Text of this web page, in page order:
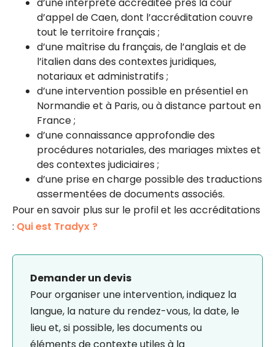
d’appel de Caen, dont l’accréditation couvre
tout le territoire français ;
d’une maîtrise du français, de l’anglais et de
l’italien dans des contextes juridiques,
notariaux et administratifs ;
d’une intervention possible en présentiel en
Normandie et à Paris, ou à distance partout en
France ;
d’une connaissance approfondie des
procédures notariales, des mariages mixtes et
des contextes judiciaires ;
d’une prise en charge possible des traductions
assermentées de documents associés.
Pour en savoir plus sur le profil et les accréditations
: Qui est Tradyx ?
Demander un devis
Pour organiser une intervention, indiquez la
langue, la nature du rendez-vous, la date, le
lieu et, si possible, les documents ou
éléments de contexte utiles à la